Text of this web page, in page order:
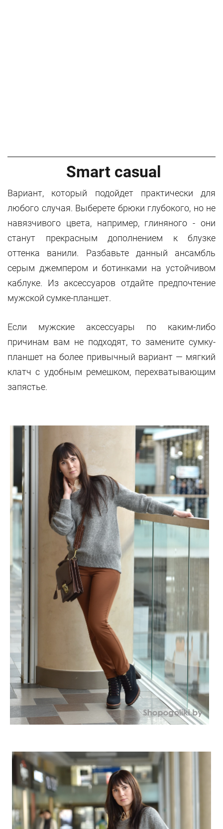
Smart casual
Вариант, который подойдет практически для
любого случая. Выберете брюки глубокого, но не
навязчивого цвета, например, глиняного - они
станут прекрасным дополнением к блузке
оттенка ванили. Разбавьте данный ансамбль
серым джемпером и ботинками на устойчивом
каблуке. Из аксессуаров отдайте предпочтение
мужской сумке-планшет.
Если мужские аксессуары по каким-либо
причинам вам не подходят, то замените сумку-
планшет на более привычный вариант — мягкий
клатч с удобным ремешком, перехватывающим
запястье.